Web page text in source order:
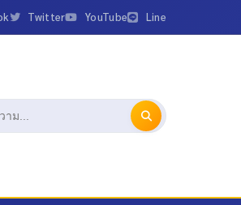
Twitter YouTube Line